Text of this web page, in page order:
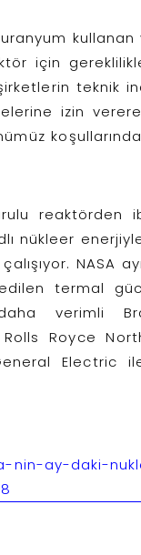
kullanan
için
teknik
izin
reaktörden
nükleer
NASA
termal
verimli
Royce
Electric
nin-ay-daki-